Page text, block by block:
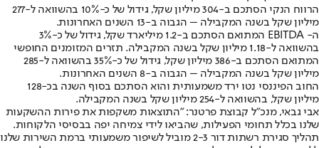
הרווח הנקי הסתכם ב-304 מיליון שקל, גידול של כ-10% בהשוואה ל-277
מיליון שקל בשנה המקבילה – הגבוה ב-13 השנים האחרונות.
ה- EBITDA המתואם הסתכם ב-1.2 מיליארד שקל, גידול של כ-3%
בהשוואה ל-1.18 מיליון שקל בשנה המקבילה. תזרים המזומנים החופשי
המתואם הסתכם ב-386 מיליון שקל, גידול של כ-35% בהשוואה ל-285
מיליון שקל בשנה המקבילה – הגבוה ב-8 השנים האחרונות.
החוב הפיננסי נטו ירד משמעותית והוא הסתכם בסוף השנה בכ-128
מיליון שקל, בהשוואה ל-254 מיליון שקל בשנה המקבילה.
אבי גבאי, מנכ"ל קבוצת פרטנר: "התוצאות משקפות את פירות ההשקעות
שלנו בכלל תחומי הפעילות, שהביאו לידי צמיחה יפה בבסיסי הלקוחות.
תהליך סגירת רשתות דור 2-3 מוביל לשיפור משמעותי ברמת השירות שלנו